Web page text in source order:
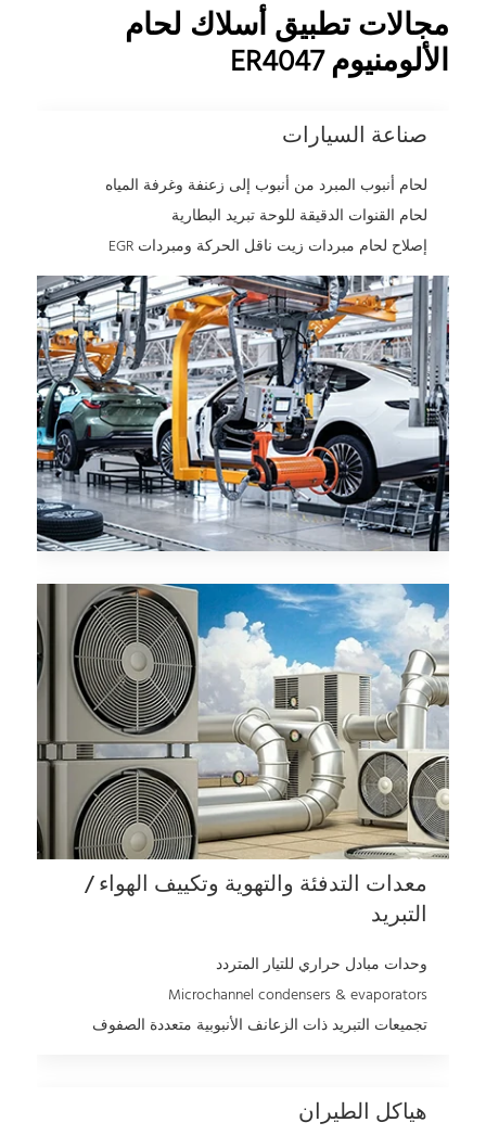
مجالات تطبيق أسلاك لحام
الألومنيوم ER4047
صناعة السيارات
لحام أنبوب المبرد من أنبوب إلى زعنفة وغرفة المياه
لحام القنوات الدقيقة للوحة تبريد البطارية
إصلاح لحام مبردات زيت ناقل الحركة ومبردات EGR
معدات التدفئة والتهوية وتكييف الهواء /
التبريد
وحدات مبادل حراري للتيار المتردد
Microchannel condensers & evaporators
تجميعات التبريد ذات الزعانف الأنبوبية متعددة الصفوف
هياكل الطيران